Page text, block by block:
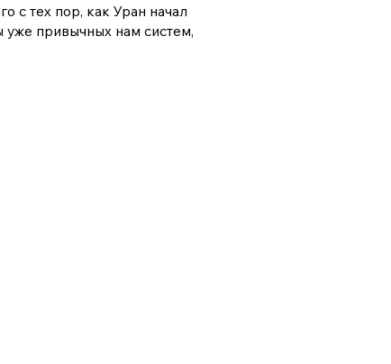
с тех пор, как Уран начал
привычных нам систем,